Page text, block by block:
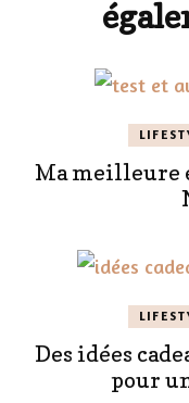
Ma meilleure
Des idées
pour